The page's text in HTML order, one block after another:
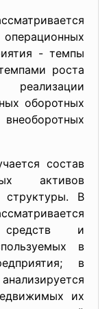
- темпы
роста
оборотных
состав
активов
В
средств и
в
в
их